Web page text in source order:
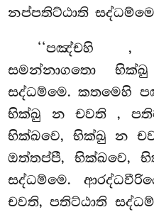
නප්පතිට්ඨාති
‘‘පඤ්චහි,
සමන්නාගතො
සද්ධම්මෙ. කතමෙහි
භික්ඛු න චවති ,
භික්ඛවෙ, භික්ඛු න
ඔත්තප්පී, භික්ඛවෙ,
සද්ධම්මෙ.
චවති, පතිට්ඨාති